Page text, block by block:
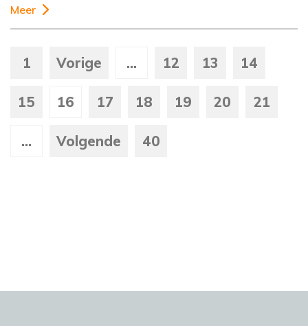
Meer
1 Vorige ... 12 13 14
15 16 17 18 19 20 21
... Volgende 40